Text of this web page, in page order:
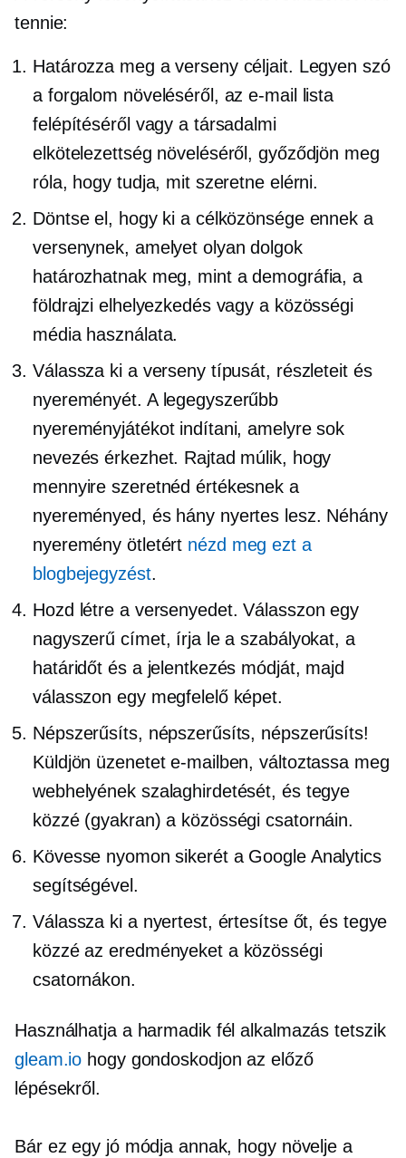
tennie:
Határozza meg a verseny céljait. Legyen szó
a forgalom növeléséről, az e-mail lista
felépítéséről vagy a társadalmi
elkötelezettség növeléséről, győződjön meg
róla, hogy tudja, mit szeretne elérni.
Döntse el, hogy ki a célközönsége ennek a
versenynek, amelyet olyan dolgok
határozhatnak meg, mint a demográfia, a
földrajzi elhelyezkedés vagy a közösségi
média használata.
Válassza ki a verseny típusát, részleteit és
nyereményét. A legegyszerűbb
nyereményjátékot indítani, amelyre sok
nevezés érkezhet. Rajtad múlik, hogy
mennyire szeretnéd értékesnek a
nyereményed, és hány nyertes lesz. Néhány
nyeremény ötletért nézd meg ezt a
blogbejegyzést.
Hozd létre a versenyedet. Válasszon egy
nagyszerű címet, írja le a szabályokat, a
határidőt és a jelentkezés módját, majd
válasszon egy megfelelő képet.
Népszerűsíts, népszerűsíts, népszerűsíts!
Küldjön üzenetet e-mailben, változtassa meg
webhelyének szalaghirdetését, és tegye
közzé (gyakran) a közösségi csatornáin.
Kövesse nyomon sikerét a Google Analytics
segítségével.
Válassza ki a nyertest, értesítse őt, és tegye
közzé az eredményeket a közösségi
csatornákon.
Használhatja a harmadik fél alkalmazás tetszik
gleam.io hogy gondoskodjon az előző
lépésekről.
Bár ez egy jó módja annak, hogy növelje a